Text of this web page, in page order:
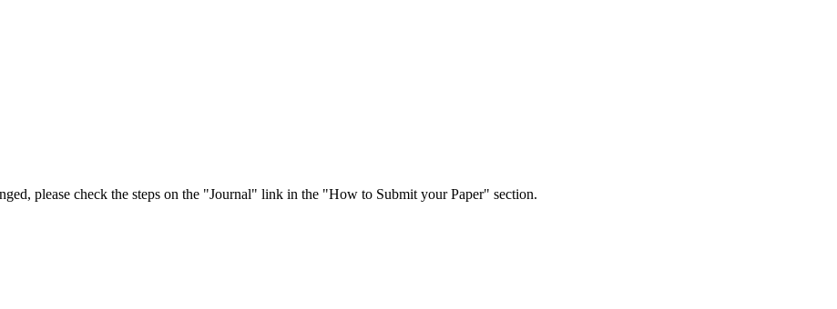
please check the steps on the "Journal" link in the "How to Submit your Paper" section.